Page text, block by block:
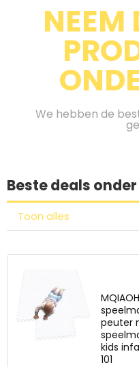
NEEM
We hebben de
Beste deals onder
Toon alles
peuter
kids
101